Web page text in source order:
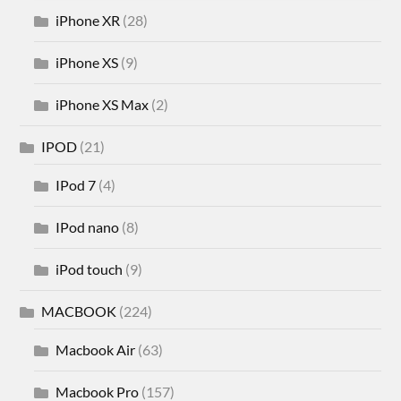
iPhone XR (28)
iPhone XS (9)
iPhone XS Max (2)
IPOD (21)
IPod 7 (4)
IPod nano (8)
iPod touch (9)
MACBOOK (224)
Macbook Air (63)
Macbook Pro (157)